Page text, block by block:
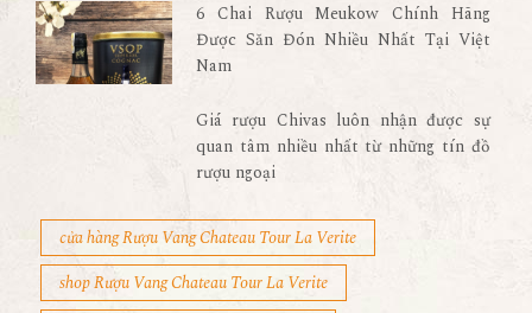
6 Chai Rượu Meukow Chính Hãng
Được Săn Đón Nhiều Nhất Tại Việt
Nam
Giá rượu Chivas luôn nhận được sự
quan tâm nhiều nhất từ những tín đồ
rượu ngoại
cửa hàng Rượu Vang Chateau Tour La Verite
shop Rượu Vang Chateau Tour La Verite